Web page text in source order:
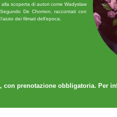
scoperta di autori come Wadyslaw
De Chomon, raccontati con
dei filmati dell’epoca.
con prenotazione obbligatoria. Per